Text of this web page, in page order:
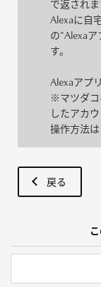
で返されま
Alexaに自
の”Alexa
す。
Alexaアプ
※マツダコ
したアカ
操作方法は
戻る